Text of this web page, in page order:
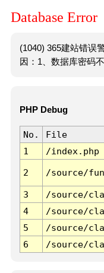
Database Error
(1040) 365建站错误
因：1、数据库密码
PHP Debug
No. File
1
/index.php
2 /source/
3 /source/
4
/source/
5
/source/
6
/source/